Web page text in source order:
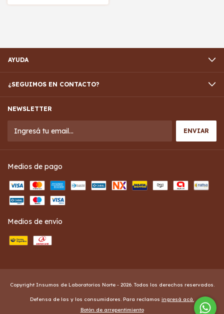
AYUDA
¿SEGUIMOS EN CONTACTO?
NEWSLETTER
Medios de pago
Medios de envío
Copyright Insumos de Laboratorios Norte - 2026. Todos los derechos reservados.
Defensa de las y los consumidores. Para reclamos ingresá acá.
Botón de arrepentimiento